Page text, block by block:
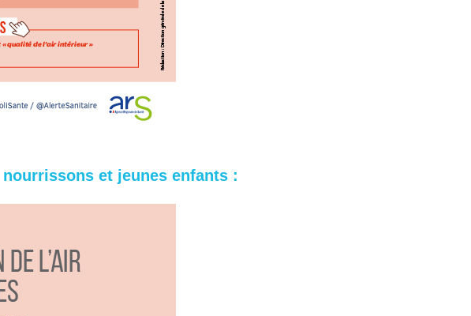
et jeunes enfants :